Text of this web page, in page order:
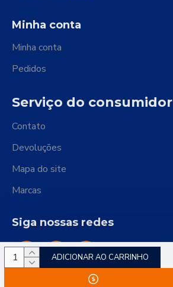
ADICIONAR AO CARRINHO
Minha conta
Minha conta
Pedidos
Serviço do consumidor
Contato
Devoluções
Mapa do site
Marcas
Siga nossas redes